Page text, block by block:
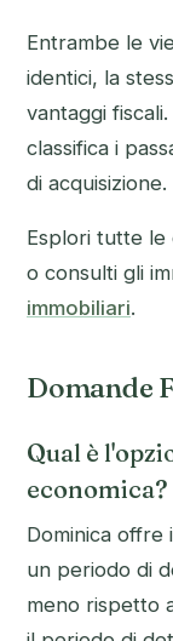
Entrambe le
identici, la
vantaggi
classifica i
di acquisizione.
Esplori tutte le
o consulti gli
immobiliari.
Domande
Qual è
economica?
Dominica offre
un periodo di
meno rispetto